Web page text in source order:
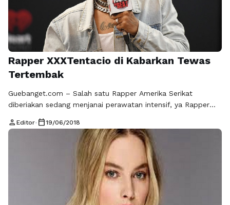
Rapper XXXTentacio di Kabarkan Tewas
Tertembak
Guebanget.com – Salah satu Rapper Amerika Serikat
diberiakan sedang menjanai perawatan intensif, ya Rapper
Beberapa media masa memberikan dan menyebarkan
gambar seseorang yang di oerkirakan repper tersebut
terbujur kaku di dalam mobil. Memang salah satu media di
Amerika Serikat memberitakan bahwa repper tersebut
dikabarkan tewas, namun berita tersebut …
person Editor• calendar_today19/06/2018